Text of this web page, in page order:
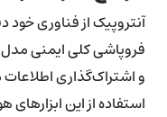
آنتروپیک از فناوری
فروپاشی کلی ایمنی
و اشتراک‌گذاری
استفاده از این